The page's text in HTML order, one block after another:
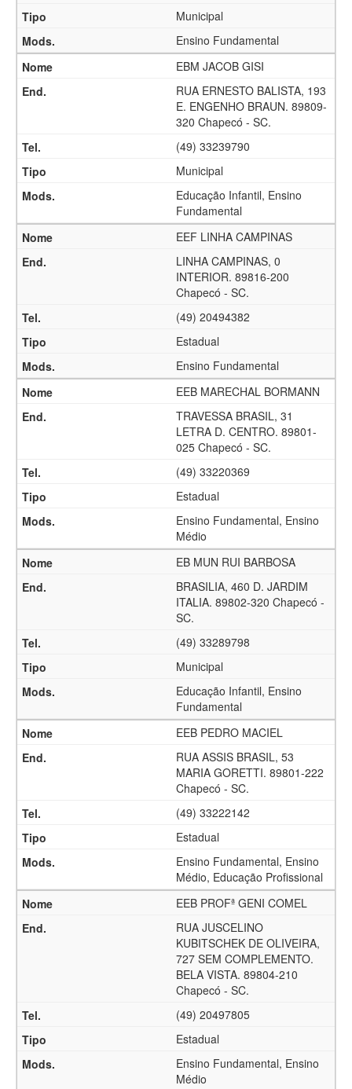
Municipal
Ensino Fundamental
EBM JACOB GISI
RUA ERNESTO BALISTA, 193
E. ENGENHO BRAUN. 89809-
320 Chapecó - SC.
(49) 33239790
Municipal
Educação Infantil, Ensino
Fundamental
EEF LINHA CAMPINAS
LINHA CAMPINAS, 0
INTERIOR. 89816-200
Chapecó - SC.
(49) 20494382
Estadual
Ensino Fundamental
EEB MARECHAL BORMANN
TRAVESSA BRASIL, 31
LETRA D. CENTRO. 89801-
025 Chapecó - SC.
(49) 33220369
Estadual
Ensino Fundamental, Ensino
Médio
EB MUN RUI BARBOSA
BRASILIA, 460 D. JARDIM
ITALIA. 89802-320 Chapecó -
SC.
(49) 33289798
Municipal
Educação Infantil, Ensino
Fundamental
EEB PEDRO MACIEL
RUA ASSIS BRASIL, 53
MARIA GORETTI. 89801-222
Chapecó - SC.
(49) 33222142
Estadual
Ensino Fundamental, Ensino
Médio, Educação Profissional
EEB PROFª GENI COMEL
RUA JUSCELINO
KUBITSCHEK DE OLIVEIRA,
727 SEM COMPLEMENTO.
BELA VISTA. 89804-210
Chapecó - SC.
(49) 20497805
Estadual
Ensino Fundamental, Ensino
Médio